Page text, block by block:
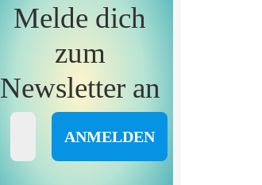
Melde dich
zum
Newsletter an